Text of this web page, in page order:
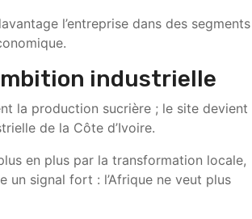
l’entreprise dans des
industrielle
la production sucrière ; le site devient
de la Côte d’Ivoire.
en plus par la transformation locale,
un signal fort : l’Afrique ne veut plus